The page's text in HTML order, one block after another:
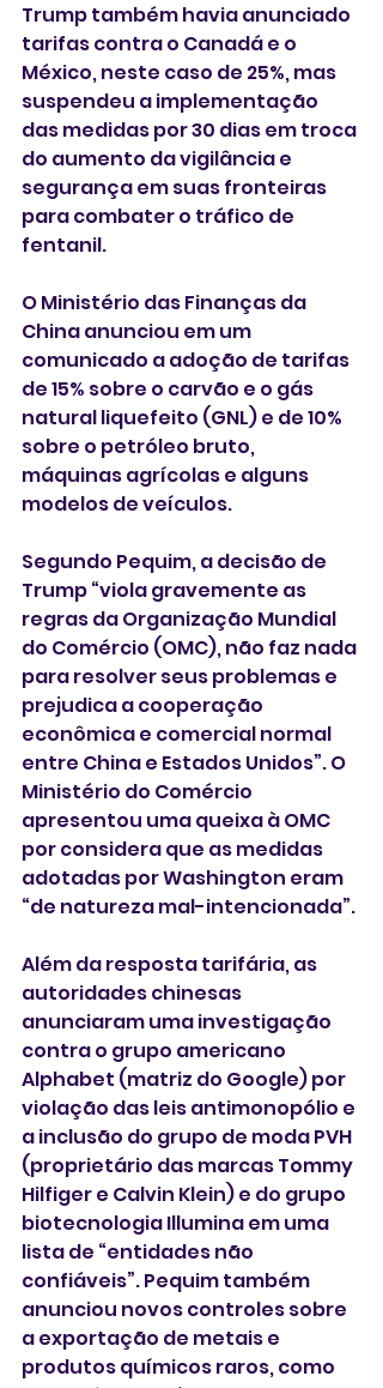
Trump também havia anunciado
tarifas contra o Canadá e o
México, neste caso de 25%, mas
suspendeu a implementação
das medidas por 30 dias em troca
do aumento da vigilância e
segurança em suas fronteiras
para combater o tráfico de
fentanil.
O Ministério das Finanças da
China anunciou em um
comunicado a adoção de tarifas
de 15% sobre o carvão e o gás
natural liquefeito (GNL) e de 10%
sobre o petróleo bruto,
máquinas agrícolas e alguns
modelos de veículos.
Segundo Pequim, a decisão de
Trump “viola gravemente as
regras da Organização Mundial
do Comércio (OMC), não faz nada
para resolver seus problemas e
prejudica a cooperação
econômica e comercial normal
entre China e Estados Unidos”. O
Ministério do Comércio
apresentou uma queixa à OMC
por considera que as medidas
adotadas por Washington eram
“de natureza mal-intencionada”.
Além da resposta tarifária, as
autoridades chinesas
anunciaram uma investigação
contra o grupo americano
Alphabet (matriz do Google) por
violação das leis antimonopólio e
a inclusão do grupo de moda PVH
(proprietário das marcas Tommy
Hilfiger e Calvin Klein) e do grupo
biotecnologia Illumina em uma
lista de “entidades não
confiáveis”. Pequim também
anunciou novos controles sobre
a exportação de metais e
produtos químicos raros, como